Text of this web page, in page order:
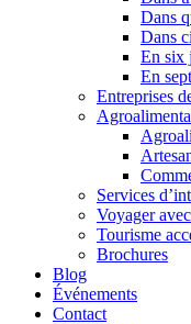
Dans
Dans
En six
En
Entreprises
Services
Voyager
Tourisme
Brochures
Blog
Événements
Contact